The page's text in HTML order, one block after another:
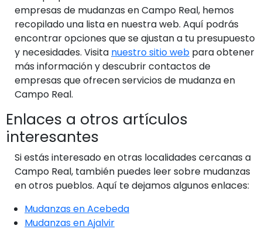
empresas de mudanzas en Campo Real, hemos
recopilado una lista en nuestra web. Aquí podrás
encontrar opciones que se ajustan a tu presupuesto
y necesidades. Visita nuestro sitio web para obtener
más información y descubrir contactos de
empresas que ofrecen servicios de mudanza en
Campo Real.
Enlaces a otros artículos
interesantes
Si estás interesado en otras localidades cercanas a
Campo Real, también puedes leer sobre mudanzas
en otros pueblos. Aquí te dejamos algunos enlaces:
Mudanzas en Acebeda
Mudanzas en Ajalvir